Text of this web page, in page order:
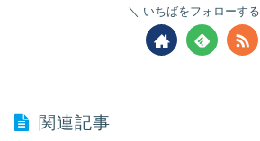
いちばをフォローする
関連記事